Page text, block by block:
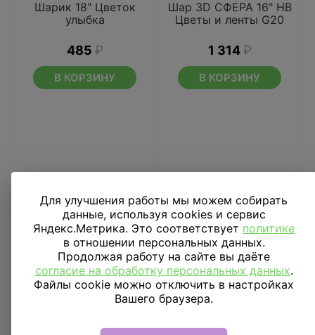
Шарик 18" Цветок
улыбка
485 ₽
В КОРЗИНУ
Шар 3D СФЕРА 16" HB
Цветы и ленты G20
1 314 ₽
В КОРЗИНУ
Для улучшения работы мы можем собирать
данные, используя cookies и сервис
Яндекс.Метрика. Это соответствует политике
в отношении персональных данных.
Продолжая работу на сайте вы даёте
согласие на обработку персональных данных.
Файлы cookie можно отключить в настройках
Вашего браузера.